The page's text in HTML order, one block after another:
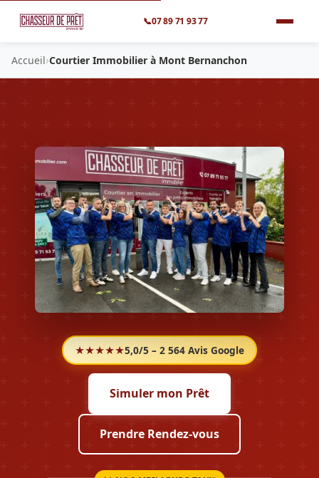
📞07 89 71 93 77
Accueil›Courtier Immobilier à Mont Bernanchon
★★★★★5,0/5 – 2 564 Avis Google
Simuler mon Prêt
Prendre Rendez-vous